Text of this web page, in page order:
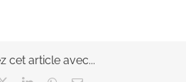
cet article avec...